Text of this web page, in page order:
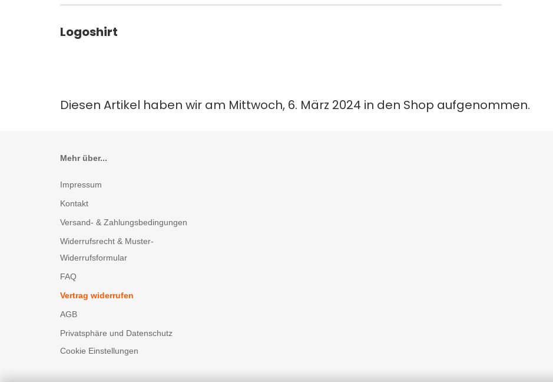
Logoshirt
Diesen Artikel haben wir am Mittwoch, 6. März 2024 in den Shop aufgenommen.
Mehr über...
Impressum
Kontakt
Versand- & Zahlungsbedingungen
Widerrufsrecht & Muster-
Widerrufsformular
FAQ
Vertrag widerrufen
AGB
Privatsphäre und Datenschutz
Cookie Einstellungen